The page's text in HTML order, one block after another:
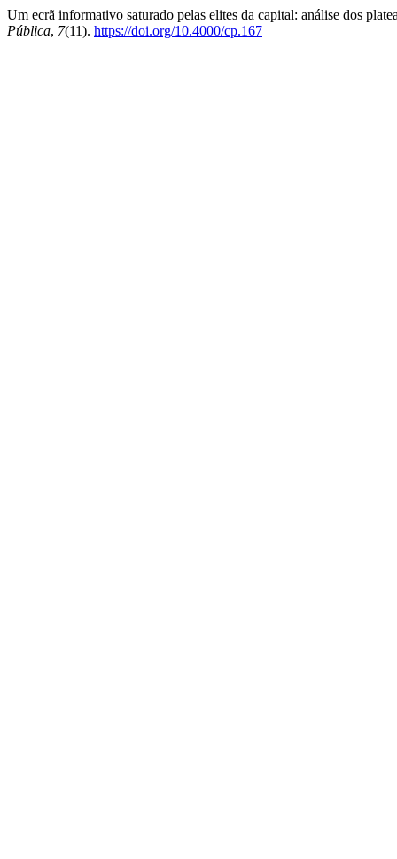
Um ecrã informativo saturado pelas elites da capital: análise dos
Pública, 7(11). https://doi.org/10.4000/cp.167